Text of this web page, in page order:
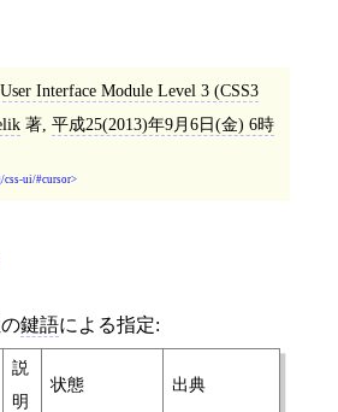
Interface Module Level 3 (CSS3
著, 平成25(2013)年9月6日(金) 6時
css-ui/#cursor
鍵語による指定:
説
明
状態 出典